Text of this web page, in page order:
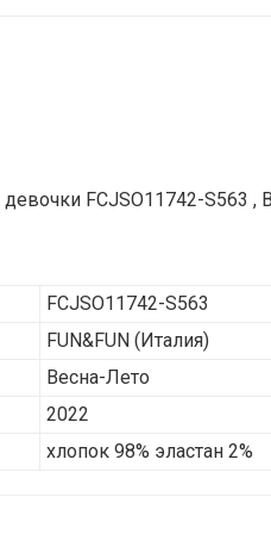
FCJSO11742-S563 ,
FCJSO11742-S563
FUN&FUN (Италия)
Весна-Лето
2022
хлопок 98% эластан 2%